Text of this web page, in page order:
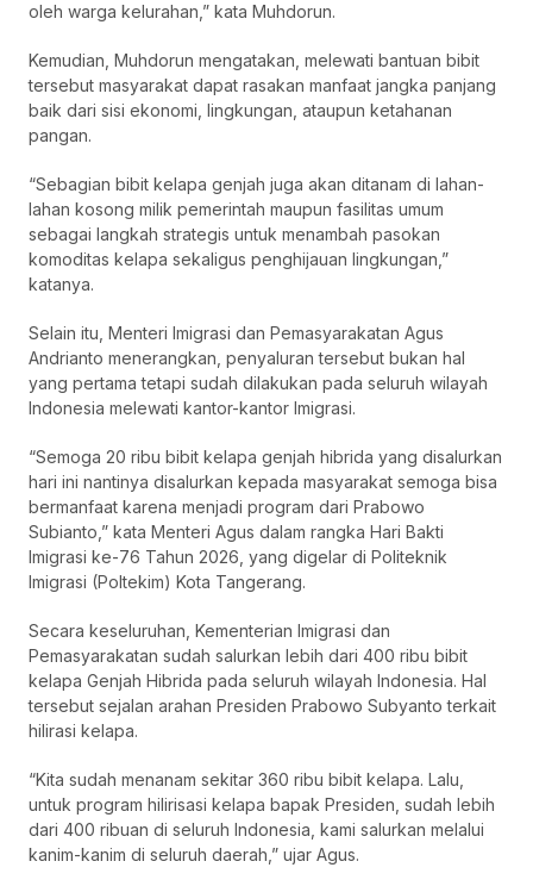
oleh warga kelurahan,” kata Muhdorun.
Kemudian, Muhdorun mengatakan, melewati bantuan bibit
tersebut masyarakat dapat rasakan manfaat jangka panjang
baik dari sisi ekonomi, lingkungan, ataupun ketahanan
pangan.
“Sebagian bibit kelapa genjah juga akan ditanam di lahan-
lahan kosong milik pemerintah maupun fasilitas umum
sebagai langkah strategis untuk menambah pasokan
komoditas kelapa sekaligus penghijauan lingkungan,”
katanya.
Selain itu, Menteri Imigrasi dan Pemasyarakatan Agus
Andrianto menerangkan, penyaluran tersebut bukan hal
yang pertama tetapi sudah dilakukan pada seluruh wilayah
Indonesia melewati kantor-kantor Imigrasi.
“Semoga 20 ribu bibit kelapa genjah hibrida yang disalurkan
hari ini nantinya disalurkan kepada masyarakat semoga bisa
bermanfaat karena menjadi program dari Prabowo
Subianto,” kata Menteri Agus dalam rangka Hari Bakti
Imigrasi ke-76 Tahun 2026, yang digelar di Politeknik
Imigrasi (Poltekim) Kota Tangerang.
Secara keseluruhan, Kementerian Imigrasi dan
Pemasyarakatan sudah salurkan lebih dari 400 ribu bibit
kelapa Genjah Hibrida pada seluruh wilayah Indonesia. Hal
tersebut sejalan arahan Presiden Prabowo Subyanto terkait
hilirasi kelapa.
“Kita sudah menanam sekitar 360 ribu bibit kelapa. Lalu,
untuk program hilirisasi kelapa bapak Presiden, sudah lebih
dari 400 ribuan di seluruh Indonesia, kami salurkan melalui
kanim-kanim di seluruh daerah,” ujar Agus.